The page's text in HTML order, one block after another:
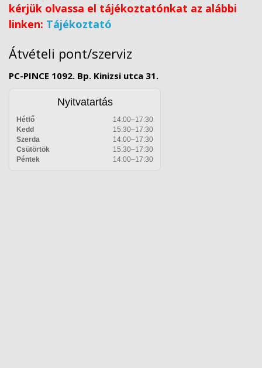
kérjük olvassa el tájékoztatónkat az alábbi
linken: Tájékoztató
Átvételi pont/szerviz
PC-PINCE 1092. Bp. Kinizsi utca 31.
Nyitvatartás
Hétfő
14:00–17:30
Kedd
15:30–17:30
Szerda
14:00–17:30
Csütörtök
15:30–17:30
Péntek
14:00–17:30